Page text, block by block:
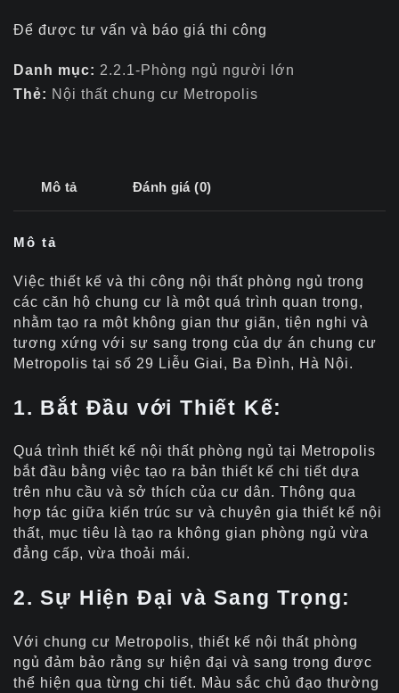
Để được tư vấn và báo giá thi công
Danh mục: 2.2.1-Phòng ngủ người lớn
Thẻ: Nội thất chung cư Metropolis
Mô tả Đánh giá (0)
Mô tả
Việc thiết kế và thi công nội thất phòng ngủ trong
các căn hộ chung cư là một quá trình quan trọng,
nhằm tạo ra một không gian thư giãn, tiện nghi và
tương xứng với sự sang trọng của dự án chung cư
Metropolis tại số 29 Liễu Giai, Ba Đình, Hà Nội.
1. Bắt Đầu với Thiết Kế:
Quá trình thiết kế nội thất phòng ngủ tại Metropolis
bắt đầu bằng việc tạo ra bản thiết kế chi tiết dựa
trên nhu cầu và sở thích của cư dân. Thông qua
hợp tác giữa kiến trúc sư và chuyên gia thiết kế nội
thất, mục tiêu là tạo ra không gian phòng ngủ vừa
đẳng cấp, vừa thoải mái.
2. Sự Hiện Đại và Sang Trọng:
Với chung cư Metropolis, thiết kế nội thất phòng
ngủ đảm bảo rằng sự hiện đại và sang trọng được
thể hiện qua từng chi tiết. Màu sắc chủ đạo thường